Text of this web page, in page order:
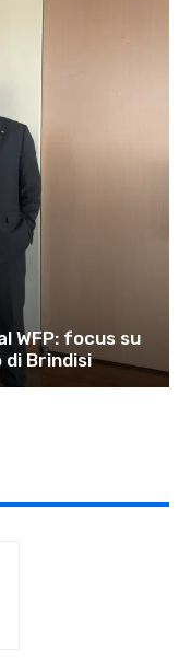
WFP: focus su
di Brindisi